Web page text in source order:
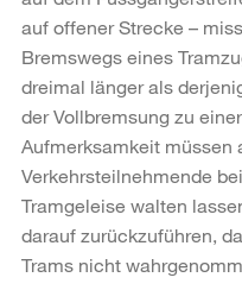
auf offener Strecke –
Bremswegs eines
dreimal länger als
der Vollbremsung zu
Aufmerksamkeit müssen
Verkehrsteilnehmende
Tramgeleise walten
darauf zurückzuführen,
Trams nicht